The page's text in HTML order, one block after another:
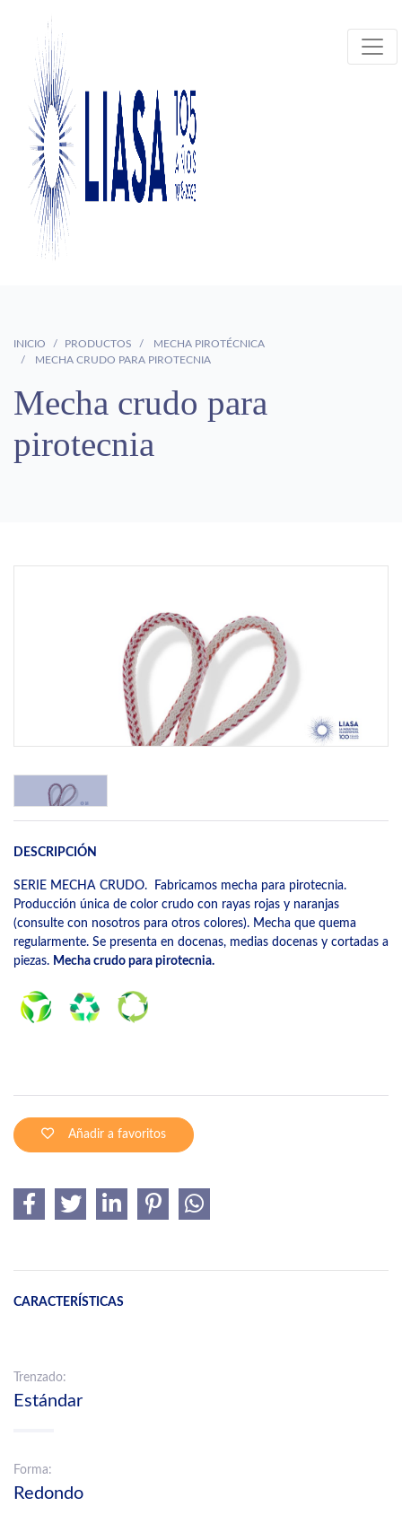
INICIO PRODUCTOS
MECHA PIROTÉCNICA
MECHA CRUDO PARA PIROTECNIA
Mecha crudo para
pirotecnia
DESCRIPCIÓN
SERIE MECHA CRUDO. Fabricamos mecha para pirotecnia.
Producción única de color crudo con rayas rojas y naranjas
(consulte con nosotros para otros colores). Mecha que quema
regularmente. Se presenta en docenas, medias docenas y cortadas a
piezas. Mecha crudo para pirotecnia.
Añadir a favoritos
CARACTERÍSTICAS
Trenzado:
Estándar
Forma:
Redondo